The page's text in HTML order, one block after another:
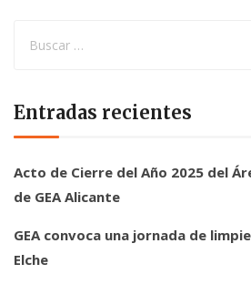
Entradas recientes
Acto de Cierre del Año 2025 del
de GEA Alicante
GEA convoca una jornada de
Elche